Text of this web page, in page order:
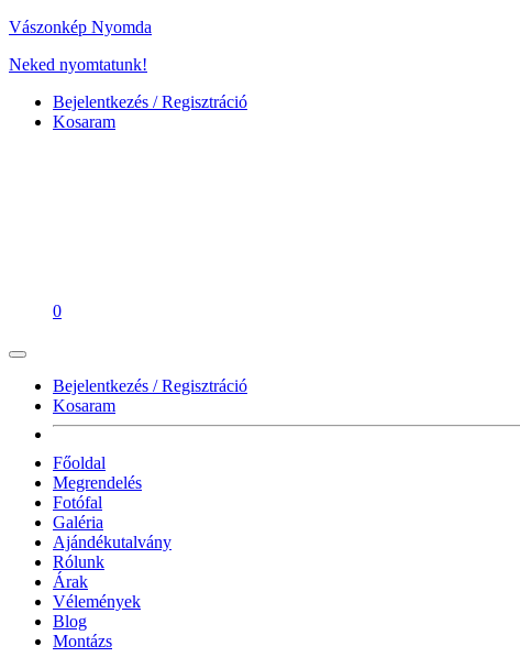
Vászonkép Nyomda
Neked nyomtatunk!
Bejelentkezés / Regisztráció
Kosaram
0
Bejelentkezés / Regisztráció
Kosaram
Főoldal
Megrendelés
Fotófal
Galéria
Ajándékutalvány
Rólunk
Árak
Vélemények
Blog
Montázs